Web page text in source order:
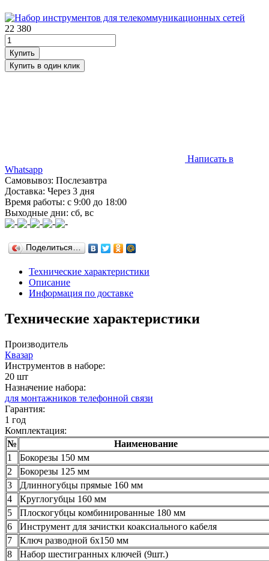
22 380
Написать в
Whatsapp
Самовывоз: Послезавтра
Доставка: Через 3 дня
Время работы: с 9:00 до 18:00
Выходные дни: сб, вс
Поделиться…
Технические характеристики
Описание
Информация по доставке
Технические характеристики
Производитель
Квазар
Инструментов в наборе:
20 шт
Назначение набора:
для монтажников телефонной связи
Гарантия:
1 год
Комплектация:
№
Наименование
1
Бокорезы 150 мм
2
Бокорезы 125 мм
3
Длинногубцы прямые 160 мм
4
Круглогубцы 160 мм
5
Плоскогубцы комбинированные 180 мм
6
Инструмент для зачистки коаксиального кабеля
7
Ключ разводной 6х150 мм
8
Набор шестигранных ключей (9шт.)